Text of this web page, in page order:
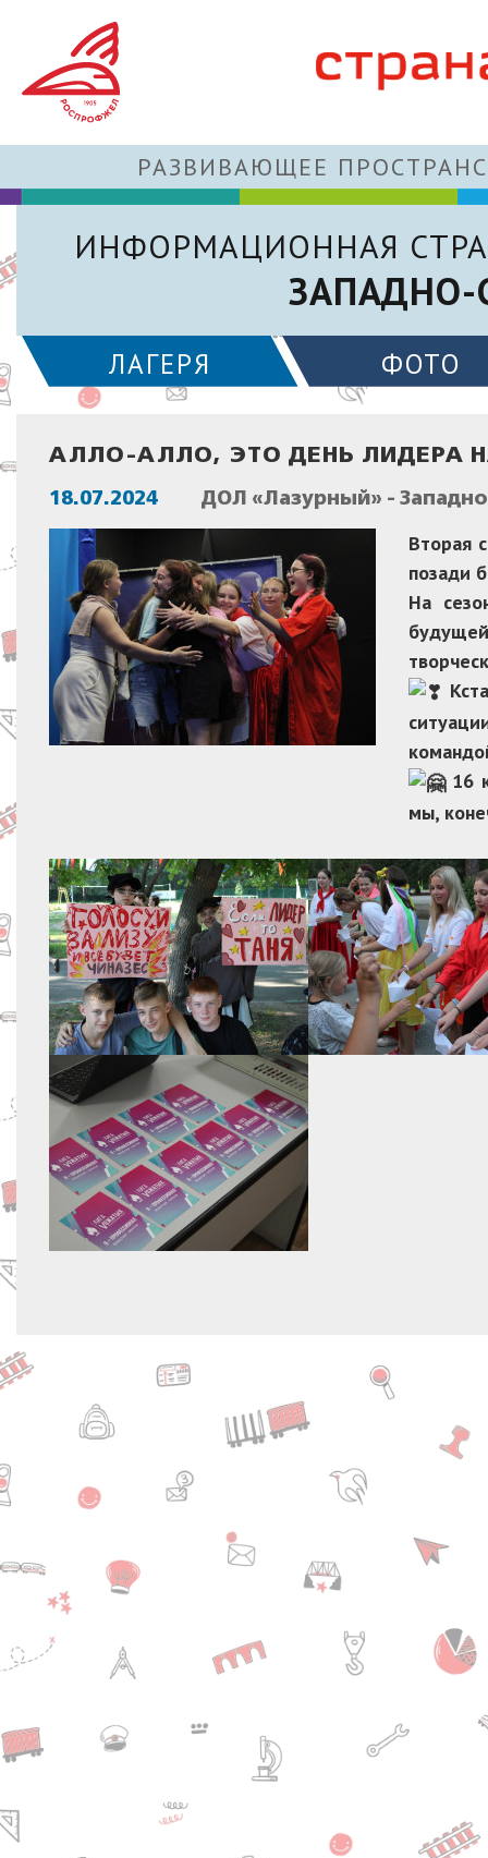
РАЗВИВАЮЩЕЕ
ИНФОРМАЦИОННАЯ
ЛАГЕРЯ ФОТО
АЛЛО-АЛЛО, ЭТО ДЕНЬ ЛИДЕРА
18.07.2024 ДОЛ «Лазурный» -
Вторая
позади
На
16
мы,